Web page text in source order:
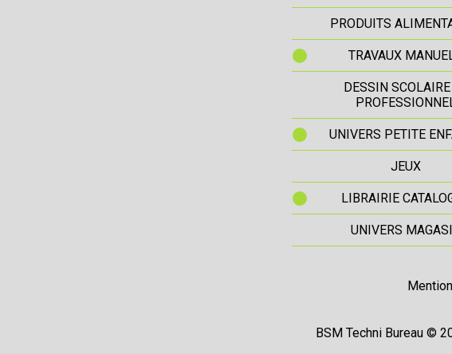
PRODUITS
TRAVAUX
DESSIN
UNIVERS PETITE
JEUX
LIBRAIRIE
UNIVERS
BSM Techni Bureau ©